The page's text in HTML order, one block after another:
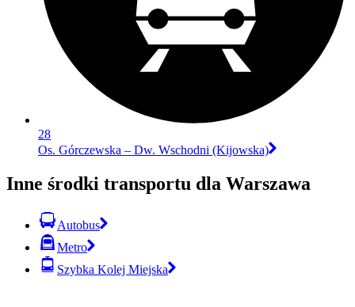
28
Os. Górczewska – Dw. Wschodni (Kijowska)
Inne środki transportu dla Warszawa
Autobus
Metro
Szybka Kolej Miejska